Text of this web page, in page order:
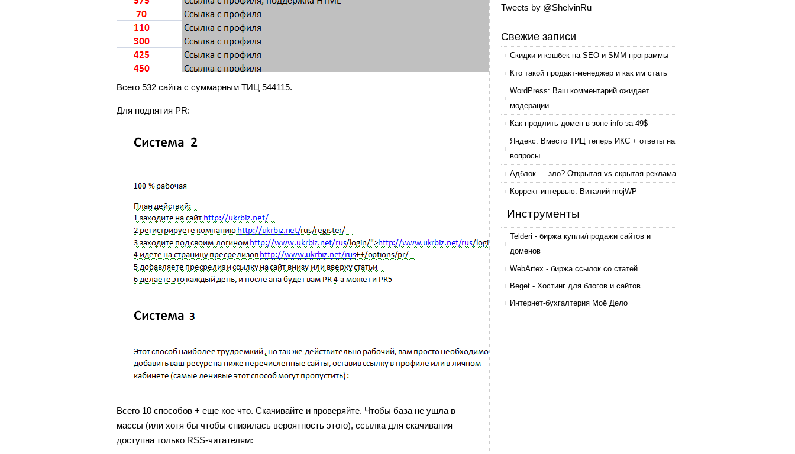
Всего 532 сайта с суммарным ТИЦ 544115.
Для поднятия PR:
Всего 10 способов + еще кое что. Скачивайте и проверяйте. Чтобы база не ушла в
массы (или хотя бы чтобы снизилась вероятность этого), ссылка для скачивания
доступна только RSS-читателям:
Tweets by @ShelvinRu
Свежие записи
Скидки и кэшбек на SEO и SMM программы
Кто такой продакт-менеджер и как им стать
WordPress: Ваш комментарий ожидает
модерации
Как продлить домен в зоне info за 49$
Яндекс: Вместо ТИЦ теперь ИКС + ответы на
вопросы
Адблок — зло? Открытая vs скрытая реклама
Коррект-интервью: Виталий mojWP
Инструменты
Telderi - биржа купли/продажи сайтов и
доменов
WebArtex - биржа ссылок со статей
Beget - Хостинг для блогов и сайтов
Интернет-бухгалтерия Моё Дело